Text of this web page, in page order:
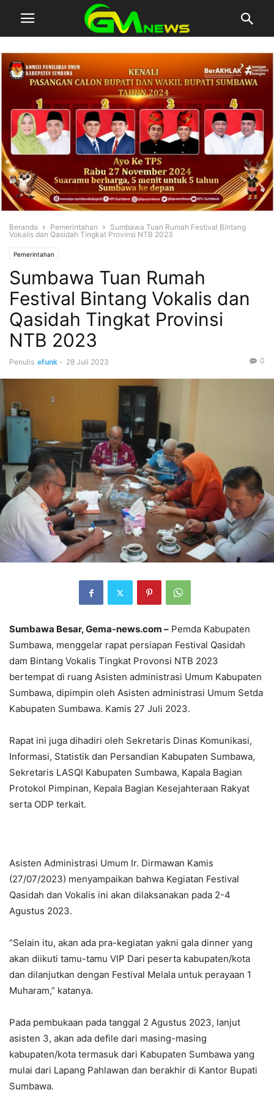
Beranda Pemerintahan
Sumbawa Tuan Rumah Festival Bintang
Vokalis dan Qasidah Tingkat Provinsi NTB 2023
Pemerintahan
Sumbawa Tuan Rumah
Festival Bintang Vokalis dan
Qasidah Tingkat Provinsi
NTB 2023
Penulis efunk - 28 Juli 2023 0
Sumbawa Besar, Gema-news.com – Pemda Kabupaten
Sumbawa, menggelar rapat persiapan Festival Qasidah
dam Bintang Vokalis Tingkat Provonsi NTB 2023
bertempat di ruang Asisten administrasi Umum Kabupaten
Sumbawa, dipimpin oleh Asisten administrasi Umum Setda
Kabupaten Sumbawa. Kamis 27 Juli 2023.
Rapat ini juga dihadiri oleh Sekretaris Dinas Komunikasi,
Informasi, Statistik dan Persandian Kabupaten Sumbawa,
Sekretaris LASQI Kabupaten Sumbawa, Kapala Bagian
Protokol Pimpinan, Kepala Bagian Kesejahteraan Rakyat
serta ODP terkait.
Asisten Administrasi Umum Ir. Dirmawan Kamis
(27/07/2023) menyampaikan bahwa Kegiatan Festival
Qasidah dan Vokalis ini akan dilaksanakan pada 2-4
Agustus 2023.
“Selain itu, akan ada pra-kegiatan yakni gala dinner yang
akan diikuti tamu-tamu VIP Dari peserta kabupaten/kota
dan dilanjutkan dengan Festival Melala untuk perayaan 1
Muharam,” katanya.
Pada pembukaan pada tanggal 2 Agustus 2023, lanjut
asisten 3, akan ada defile dari masing-masing
kabupaten/kota termasuk dari Kabupaten Sumbawa yang
mulai dari Lapang Pahlawan dan berakhir di Kantor Bupati
Sumbawa.